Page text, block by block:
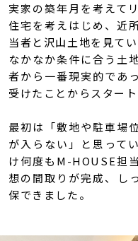
実家の築年月を考えて
住宅を考えはじめ、近
当者と沢山土地を見て
なかなか条件に合う土
者から一番現実的であ
受けたことからスタート
最初は「敷地や駐車場
が入らない」と思って
け何度もM-HOUSE担
想の間取りが完成、し
保できました。